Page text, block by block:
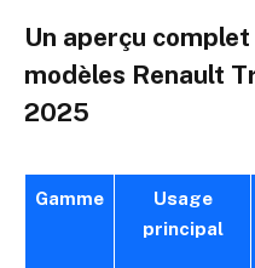
Un aperçu complet
modèles Renault
2025
Gamme
Usage
principal